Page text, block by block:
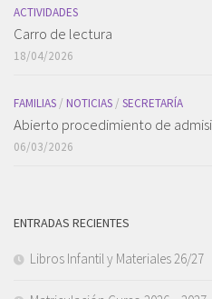
ACTIVIDADES
Carro de lectura
18/04/2026
FAMILIAS / NOTICIAS / SECRETARÍA
Abierto procedimiento de
06/03/2026
ENTRADAS RECIENTES
Libros Infantil y Materiales 26/27